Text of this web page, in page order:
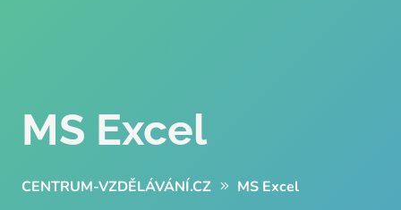
MS Excel
CENTRUM-VZDĚLÁVÁNÍ.CZ MS Excel